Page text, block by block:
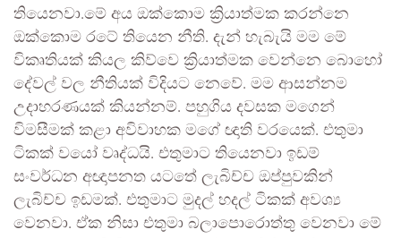
තියෙනවා.මේ අය ඔක්කොම ක්‍රියාත්මක කරන්නෙ
ඔක්කොම රටේ තියෙන නීති. දැන් හැබැයි මම මේ
විකෘතියක් කියල කිව්වෙ ක්‍රියාත්මක වෙන්නෙ බොහෝ
දේවල් වල නීතියක් විදියට නෙවේ. මම ආසන්නම
උදාහරණයක් කියන්නම්. පහුගිය දවසක මගෙන්
විමසීමක් කළා අවිවාහක මගේ ඥාති වරයෙක්. එතුමා
ටිකක් වයෝ වෘද්ධයි. එතුමාට තියෙනවා ඉඩම්
සංවර්ධන අඥාපනත යටතේ ලැබිච්ච ඔප්පුවකින්
ලැබිච්ච ඉඩමක්. එතුමාට මුදල් හදල් ටිකක් අවශ්‍ය
වෙනවා. ඒක නිසා එතුමා බලාපොරොත්තු වෙනවා මේ